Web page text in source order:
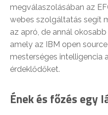
megválaszolásában az
webes szolgáltatás segít
az apró, de annál
amely az IBM open
mesterséges intelligencia
érdeklődőket.
Ének és főzés egy